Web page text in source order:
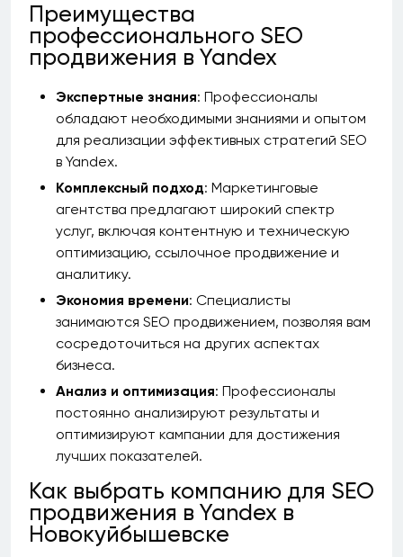
Преимущества
профессионального SEO
продвижения в Yandex
Экспертные знания: Профессионалы
обладают необходимыми знаниями и опытом
для реализации эффективных стратегий SEO
в Yandex.
Комплексный подход: Маркетинговые
агентства предлагают широкий спектр
услуг, включая контентную и техническую
оптимизацию, ссылочное продвижение и
аналитику.
Экономия времени: Специалисты
занимаются SEO продвижением, позволяя вам
сосредоточиться на других аспектах
бизнеса.
Анализ и оптимизация: Профессионалы
постоянно анализируют результаты и
оптимизируют кампании для достижения
лучших показателей.
Как выбрать компанию для SEO
продвижения в Yandex в
Новокуйбышевске